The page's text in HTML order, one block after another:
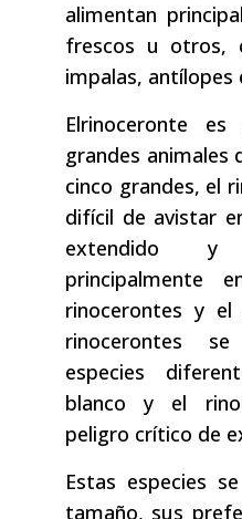
alimentan
frescos u otros,
impalas,
Elrinoceronte
grandes animales
cinco grandes, el
difícil de avistar
extendido y
principalmente
rinocerontes y
rinocerontes
especies
blanco y el
peligro crítico de
Estas especies
tamaño, sus